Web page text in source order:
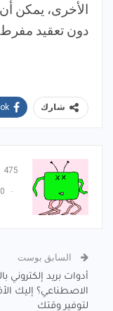
الأخرى، يمكن
دون تعقيد
شارك
475 المشاركات
0 تعليقات
السابق بوست
أدوات بريد إلكتروني
الاصطناعي؟ إليك
لتوفير وقتك